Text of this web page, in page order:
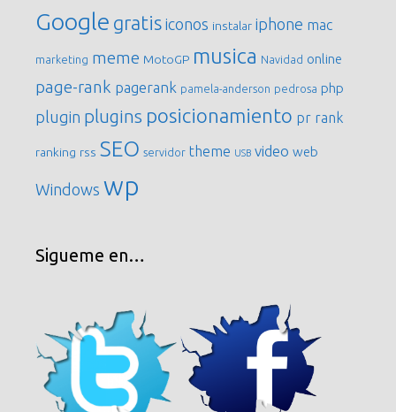
Google gratis iconos instalar iphone mac
marketing meme MotoGP musica Navidad online
page-rank pagerank pamela-anderson pedrosa php
plugin plugins posicionamiento pr rank
ranking rss SEO servidor theme USB video web
Windows wp
Sigueme en…